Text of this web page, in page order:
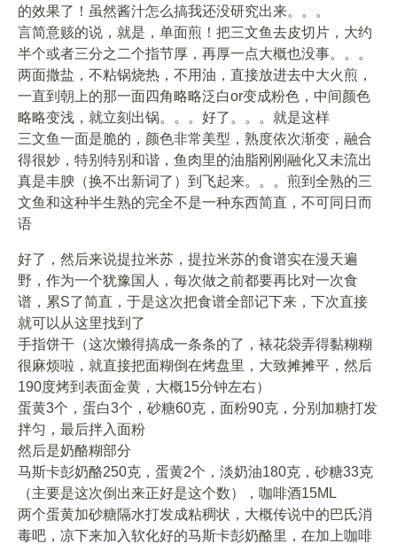
的效果了！虽然酱汁怎么搞我还没研究出来。。。
言简意赅的说，就是，单面煎！把三文鱼去皮切片，大约
半个或者三分之二个指节厚，再厚一点大概也没事。。。
两面撒盐，不粘锅烧热，不用油，直接放进去中大火煎，
一直到朝上的那一面四角略略泛白or变成粉色，中间颜色
略略变浅，就立刻出锅。。。好了。。。就是这样
三文鱼一面是脆的，颜色非常美型，熟度依次渐变，融合
得很妙，特别特别和谐，鱼肉里的油脂刚刚融化又未流出
真是丰腴（换不出新词了）到飞起来。。。煎到全熟的三
文鱼和这种半生熟的完全不是一种东西简直，不可同日而
语
好了，然后来说提拉米苏，提拉米苏的食谱实在漫天遍
野，作为一个犹豫国人，每次做之前都要再比对一次食
谱，累S了简直，于是这次把食谱全部记下来，下次直接
就可以从这里找到了
手指饼干（这次懒得搞成一条条的了，裱花袋弄得黏糊糊
很麻烦啦，就直接把面糊倒在烤盘里，大致摊摊平，然后
190度烤到表面金黄，大概15分钟左右）
蛋黄3个，蛋白3个，砂糖60克，面粉90克，分别加糖打发
拌匀，最后拌入面粉
然后是奶酪糊部分
马斯卡彭奶酪250克，蛋黄2个，淡奶油180克，砂糖33克
（主要是这次倒出来正好是这个数），咖啡酒15ML
两个蛋黄加砂糖隔水打发成粘稠状，大概传说中的巴氏消
毒吧，凉下来加入软化好的马斯卡彭奶酪里，在加上咖啡